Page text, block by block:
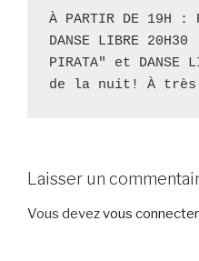
À PARTIR DE 19H :
DANSE LIBRE 20H30
PIRATA" et DANSE
de la nuit! À
Laisser un
Vous devezvous connecter